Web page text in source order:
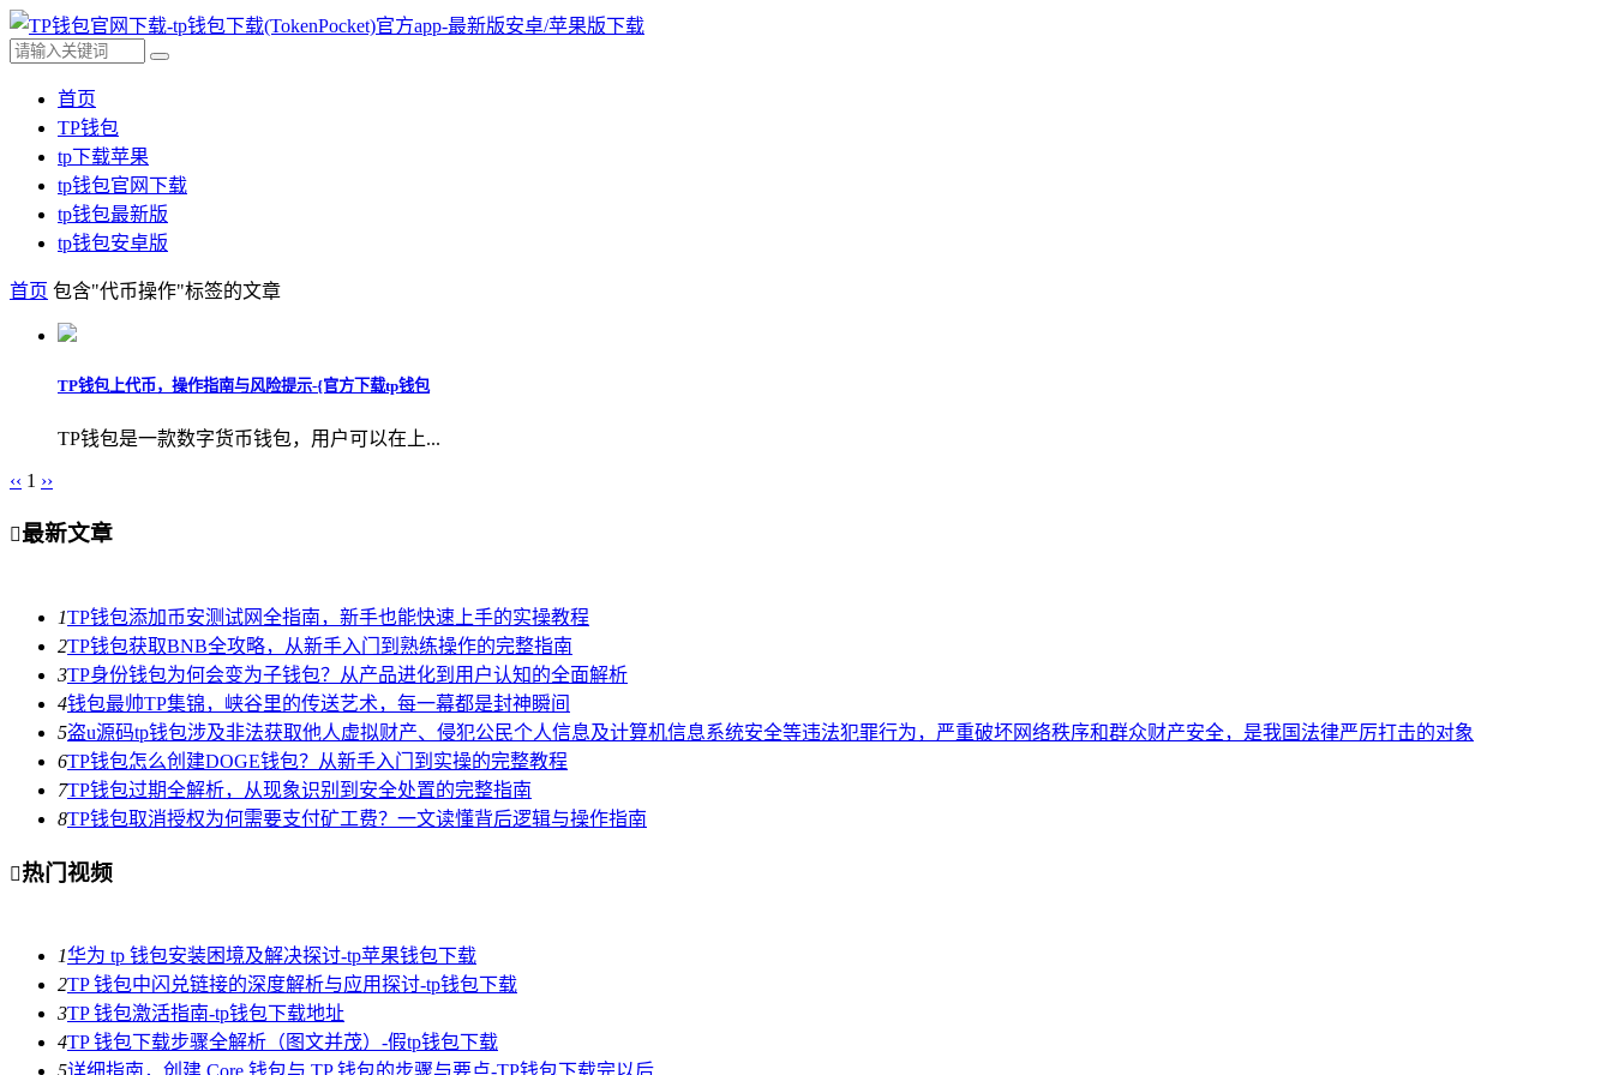
首页
TP钱包
tp下载苹果
tp钱包官网下载
tp钱包最新版
tp钱包安卓版
首页 包含"代币操作"标签的文章
TP钱包上代币，操作指南与风险提示-{官方下载tp钱包
TP钱包是一款数字货币钱包，用户可以在上...
‹‹ 1 ››
最新文章
1TP钱包添加币安测试网全指南，新手也能快速上手的实操教程
2TP钱包获取BNB全攻略，从新手入门到熟练操作的完整指南
3TP身份钱包为何会变为子钱包？从产品进化到用户认知的全面解析
4钱包最帅TP集锦，峡谷里的传送艺术，每一幕都是封神瞬间
5盗u源码tp钱包涉及非法获取他人虚拟财产、侵犯公民个人信息及计算机信息系统安全等违法犯罪行为，严重破坏网络秩序和群众财产安全，是我国法律严厉打击的对象
6TP钱包怎么创建DOGE钱包？从新手入门到实操的完整教程
7TP钱包过期全解析，从现象识别到安全处置的完整指南
8TP钱包取消授权为何需要支付矿工费？一文读懂背后逻辑与操作指南
热门视频
1华为 tp 钱包安装困境及解决探讨-tp苹果钱包下载
2TP 钱包中闪兑链接的深度解析与应用探讨-tp钱包下载
3TP 钱包激活指南-tp钱包下载地址
4TP 钱包下载步骤全解析（图文并茂）-假tp钱包下载